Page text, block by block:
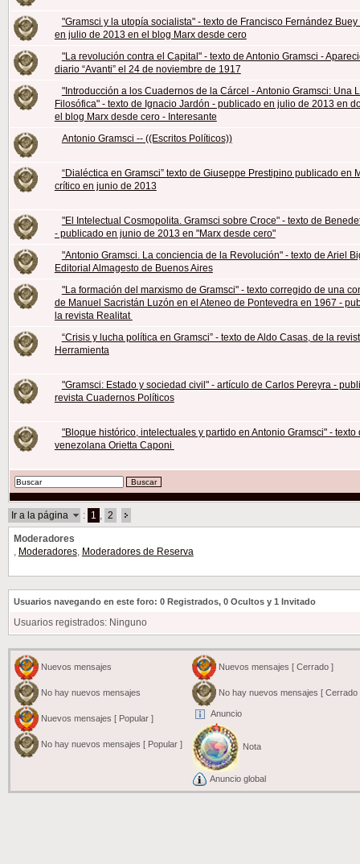
"Gramsci y la utopía socialista" - texto de Francisco Fernández
en julio de 2013 en el blog Marx desde cero
"La revolución contra el Capital" - texto de Antonio Gramsci -
diario “Avanti” el 24 de noviembre de 1917
"Introducción a los Cuadernos de la Cárcel - Antonio Gramsci: Una
Filosófica" - texto de Ignacio Jardón - publicado en julio de 2013 en
el blog Marx desde cero - Interesante
Antonio Gramsci -- ((Escritos Políticos))
“Dialéctica en Gramsci” texto de Giuseppe Prestipino publicado en
crítico en junio de 2013
"El Intelectual Cosmopolita. Gramsci sobre Croce" - texto de
- publicado en junio de 2013 en "Marx desde cero"
"Antonio Gramsci. La conciencia de la Revolución" - texto de Ariel
Editorial Almagesto de Buenos Aires
"La formación del marxismo de Gramsci" - texto corregido de una
de Manuel Sacristán Luzón en el Ateneo de Pontevedra en 1967 -
la revista Realitat
“Crisis y lucha política en Gramsci” - texto de Aldo Casas, de la
Herramienta
"Gramsci: Estado y sociedad civil" - artículo de Carlos Pereyra -
revista Cuadernos Políticos
"Bloque histórico, intelectuales y partido en Antonio Gramsci" - texto
venezolana Orietta Caponi
Ir a la página : 1 2
Moderadores
Moderadores, Moderadores de Reserva
Usuarios navegando en este foro: 0 Registrados, 0 Ocultos y 1 Invitado
Usuarios registrados: Ninguno
Nuevos mensajes
No hay nuevos mensajes
Nuevos mensajes [ Popular ]
No hay nuevos mensajes [ Popular ]
Nuevos mensajes [ Cerrado ]
No hay nuevos mensajes [ Cerrado
Anuncio
Nota
Anuncio global